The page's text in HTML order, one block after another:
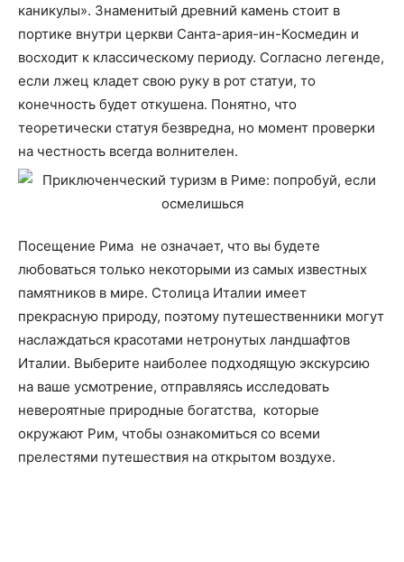
каникулы». Знаменитый древний камень стоит в
портике внутри церкви Санта-ария-ин-Космедин и
восходит к классическому периоду. Согласно легенде,
если лжец кладет свою руку в рот статуи, то
конечность будет откушена. Понятно, что
теоретически статуя безвредна, но момент проверки
на честность всегда волнителен.
Посещение Рима не означает, что вы будете
любоваться только некоторыми из самых известных
памятников в мире. Столица Италии имеет
прекрасную природу, поэтому путешественники могут
наслаждаться красотами нетронутых ландшафтов
Италии. Выберите наиболее подходящую экскурсию
на ваше усмотрение, отправляясь исследовать
невероятные природные богатства, которые
окружают Рим, чтобы ознакомиться со всеми
прелестями путешествия на открытом воздухе.